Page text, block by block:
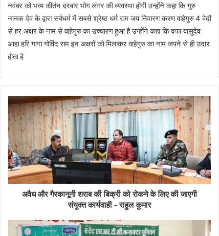
नवंबर को भव्य कीर्तन दरबार भोग लंगर की व्यवस्था होगी उन्होंने कहा कि गुरु
नानक देव के द्वारा सर्वधर्म में सबसे श्रेष्ठ धर्म राम जप निवारण करण वाहेगुरु 4 वेदों
से हर अक्षर के नाम से वाहेगुरु का उच्चारण हुआ है उन्होंने कहा कि वफा वासुदेव
आहा हरि गागा गोविंद राम इन अक्षरों को मिलाकर वाहेगुरु का नाम जपने से ही उदार
होता है
अवैध और गैरकानूनी शराब की बिक्री को रोकने के लिए की जाएगी
संयुक्त कार्यवाही - राहुल कुमार